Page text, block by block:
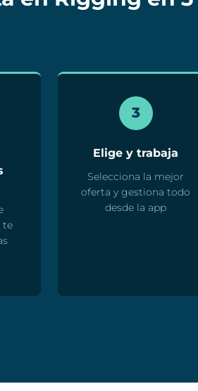
te
3
Elige y trabaja
Selecciona la mejor
oferta y gestiona todo
desde la app